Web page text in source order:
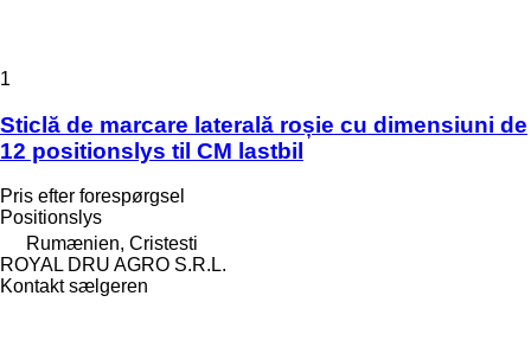
1
Sticlă de marcare laterală roșie cu dimensiuni de
12 positionslys til CM lastbil
Pris efter forespørgsel
Positionslys
Rumænien, Cristesti
ROYAL DRU AGRO S.R.L.
Kontakt sælgeren